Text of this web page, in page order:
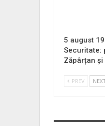
5 august
Securitate:
Zăpârțan
PREV